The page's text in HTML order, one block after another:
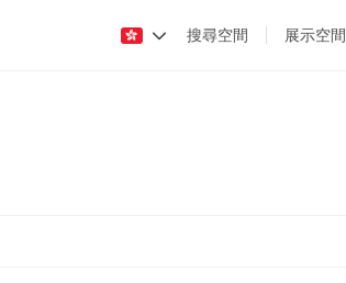
搜尋空間 展示空間